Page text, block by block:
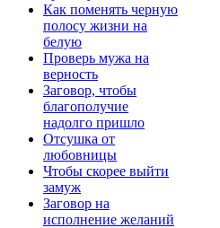
Как поменять черную
полосу жизни на
белую
Проверь мужа на
верность
Заговор, чтобы
благополучие
надолго пришло
Отсушка от
любовницы
Чтобы скорее выйти
замуж
Заговор на
исполнение желаний